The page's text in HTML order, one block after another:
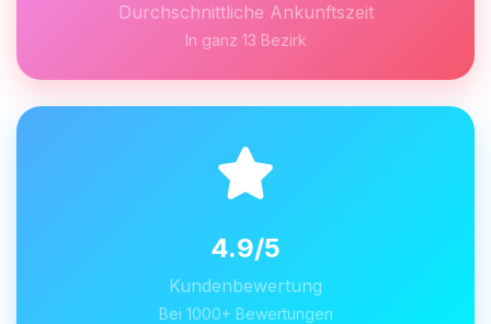
Durchschnittliche Ankunftszeit
In ganz 13 Bezirk
4.9/5
Kundenbewertung
Bei 1000+ Bewertungen